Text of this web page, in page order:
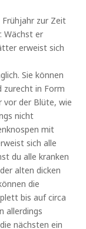
zur Zeit
Wächst er
erweist sich
Sie können
zurecht in Form
vor der Blüte, wie
nicht
mit
sich alle
du alle kranken
alten dicken
die
bis auf circa
allerdings
nächsten ein